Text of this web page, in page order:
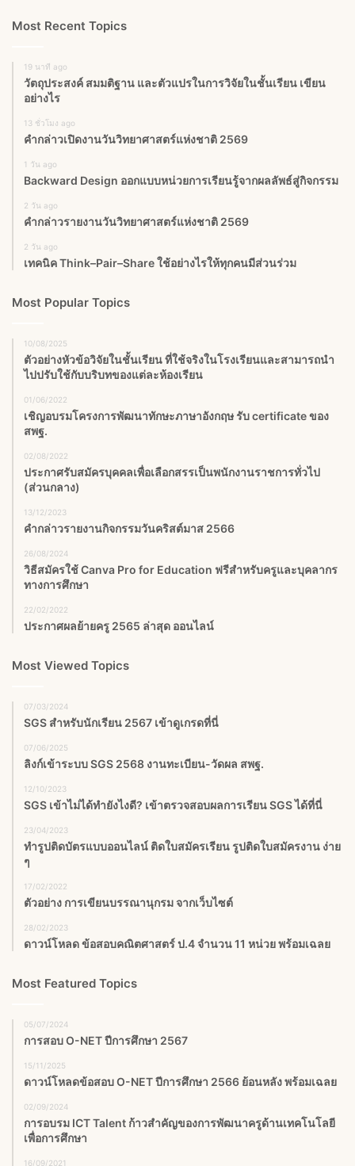
Most Recent Topics
19 นาที ago
วัตถุประสงค์ สมมติฐาน และตัวแปรในการวิจัยในชั้นเรียน เขียน
อย่างไร
13 ชั่วโมง ago
คำกล่าวเปิดงานวันวิทยาศาสตร์แห่งชาติ 2569
1 วัน ago
Backward Design ออกแบบหน่วยการเรียนรู้จากผลลัพธ์สู่กิจกรรม
2 วัน ago
คำกล่าวรายงานวันวิทยาศาสตร์แห่งชาติ 2569
2 วัน ago
เทคนิค Think–Pair–Share ใช้อย่างไรให้ทุกคนมีส่วนร่วม
Most Popular Topics
10/08/2025
ตัวอย่างหัวข้อวิจัยในชั้นเรียน ที่ใช้จริงในโรงเรียนและสามารถนำ
ไปปรับใช้กับบริบทของแต่ละห้องเรียน
01/06/2022
เชิญอบรมโครงการพัฒนาทักษะภาษาอังกฤษ รับ certificate ของ
สพฐ.
02/08/2022
ประกาศรับสมัครบุคคลเพื่อเลือกสรรเป็นพนักงานราชการทั่วไป
(ส่วนกลาง)
13/12/2023
คำกล่าวรายงานกิจกรรมวันคริสต์มาส 2566
26/08/2024
วิธีสมัครใช้ Canva Pro for Education ฟรีสำหรับครูและบุคลากร
ทางการศึกษา
22/02/2022
ประกาศผลย้ายครู 2565 ล่าสุด ออนไลน์
Most Viewed Topics
07/03/2024
SGS สําหรับนักเรียน 2567 เข้าดูเกรดที่นี่
07/06/2025
ลิงก์เข้าระบบ SGS 2568 งานทะเบียน-วัดผล สพฐ.
12/10/2023
SGS เข้าไม่ได้ทำยังไงดี? เข้าตรวจสอบผลการเรียน SGS ได้ที่นี่
23/04/2023
ทำรูปติดบัตรแบบออนไลน์ ติดใบสมัครเรียน รูปติดใบสมัครงาน ง่าย
ๆ
17/02/2022
ตัวอย่าง การเขียนบรรณานุกรม จากเว็บไซต์
28/02/2023
ดาวน์โหลด ข้อสอบคณิตศาสตร์ ป.4 จำนวน 11 หน่วย พร้อมเฉลย
Most Featured Topics
05/07/2024
การสอบ O-NET ปีการศึกษา 2567
15/11/2025
ดาวน์โหลดข้อสอบ O-NET ปีการศึกษา 2566 ย้อนหลัง พร้อมเฉลย
02/09/2024
การอบรม ICT Talent ก้าวสำคัญของการพัฒนาครูด้านเทคโนโลยี
เพื่อการศึกษา
16/09/2021